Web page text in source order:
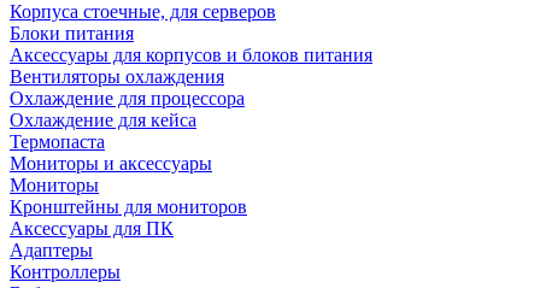
Корпуса стоечные, для серверов
Блоки питания
Аксессуары для корпусов и блоков питания
Вентиляторы охлаждения
Охлаждение для процессора
Охлаждение для кейса
Термопаста
Мониторы и аксессуары
Мониторы
Кронштейны для мониторов
Аксессуары для ПК
Адаптеры
Контроллеры